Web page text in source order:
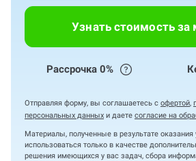
Узнать стоимость за
Рассрочка 0%
Отправляя форму, вы соглашаетесь с офертой,
персональных данных и даете согласие на
Материалы, полученные в результате оказания
использоваться только в качестве
решения имеющихся у вас задач, сбора